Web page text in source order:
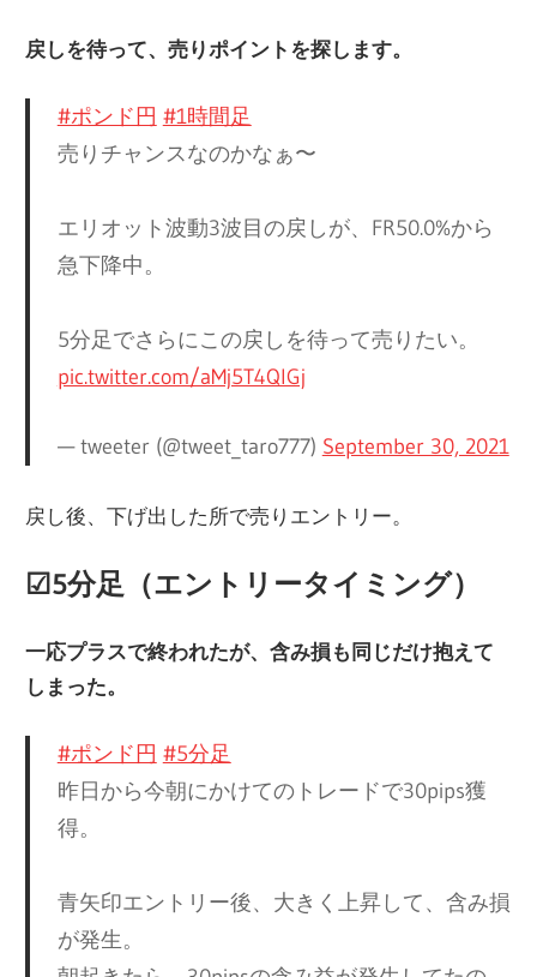
戻しを待って、売りポイントを探します。
#ポンド円 #1時間足
売りチャンスなのかなぁ〜
エリオット波動3波目​の戻しが、FR50.0%から
急下降中。
5分足でさらにこの戻しを待って売りたい。
pic.twitter.com/aMj5T4QlGj
— tweeter (@tweet_taro777) September 30, 2021
戻し後、下げ出した所で売りエントリー。
☑︎5分足（エントリータイミング）
一応プラスで終われたが、含み損も同じだけ抱えて
しまった。
#ポンド円 #5分足
昨日から今朝にかけてのトレードで30pips獲
得。
青矢印エントリー後、大きく上昇して、含み損
が発生。